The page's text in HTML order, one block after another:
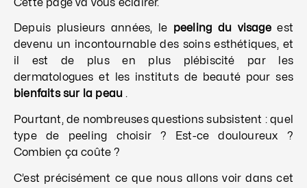
Cette page va vous éclairer.
Depuis plusieurs années, le peeling du visageest
devenu un incontournable des soins esthétiques, et
il est de plus en plus plébiscité par les
dermatologues et les instituts de beauté pour ses
bienfaits sur la peau .
Pourtant, de nombreuses questions subsistent : quel
type de peeling choisir ? Est-ce douloureux ?
Combien ça coûte ?
C’est précisément ce que nous allons voir dans cet